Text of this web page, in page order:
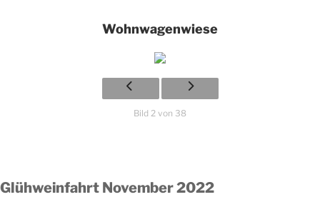
Wohnwagenwiese
Bild 2 von 38
Glühweinfahrt November 2022